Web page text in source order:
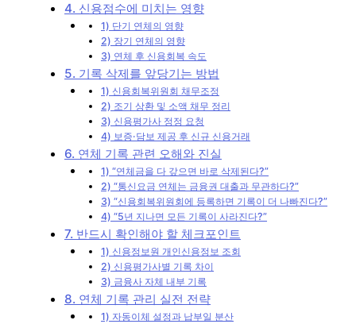
4. 신용점수에 미치는 영향
1) 단기 연체의 영향
2) 장기 연체의 영향
3) 연체 후 신용회복 속도
5. 기록 삭제를 앞당기는 방법
1) 신용회복위원회 채무조정
2) 조기 상환 및 소액 채무 정리
3) 신용평가사 정정 요청
4) 보증·담보 제공 후 신규 신용거래
6. 연체 기록 관련 오해와 진실
1) “연체금을 다 갚으면 바로 삭제된다?”
2) “통신요금 연체는 금융권 대출과 무관하다?”
3) “신용회복위원회에 등록하면 기록이 더 나빠진다?”
4) “5년 지나면 모든 기록이 사라진다?”
7. 반드시 확인해야 할 체크포인트
1) 신용정보원 개인신용정보 조회
2) 신용평가사별 기록 차이
3) 금융사 자체 내부 기록
8. 연체 기록 관리 실전 전략
1) 자동이체 설정과 납부일 분산